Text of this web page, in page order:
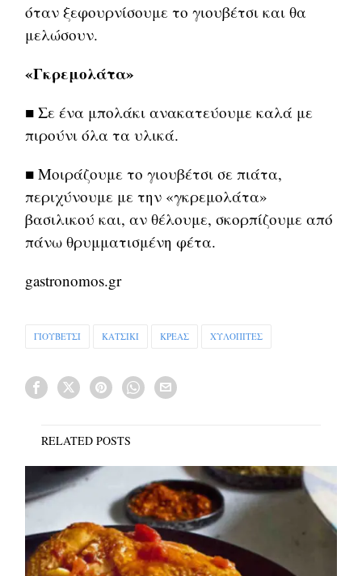
όταν ξεφουρνίσουμε το γιουβέτσι και θα
μελώσουν.
«Γκρεμολάτα»
■ Σε ένα μπολάκι ανακατεύουμε καλά με
πιρούνι όλα τα υλικά.
■ Μοιράζουμε το γιουβέτσι σε πιάτα,
περιχύνουμε με την «γκρεμολάτα»
βασιλικού και, αν θέλουμε, σκορπίζουμε από
πάνω θρυμματισμένη φέτα.
gastronomos.gr
ΓΙΟΥΒΕΤΣΙ ΚΑΤΣΙΚΙ ΚΡΕΑΣ ΧΥΛΟΠΙΤΕΣ
RELATED POSTS